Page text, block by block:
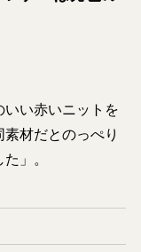
い赤いニットを
材だとのっぺり
」。